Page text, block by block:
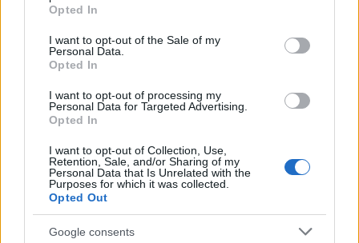
use your data for below specified purposes in below Google
consent section.
Opted In
I want to opt-out of the Sale of my
Personal Data.
Opted In
I want to opt-out of processing my
Personal Data for Targeted Advertising.
Opted In
I want to opt-out of Collection, Use,
Retention, Sale, and/or Sharing of my
Personal Data that Is Unrelated with the
Purposes for which it was collected.
Opted Out
Google consents